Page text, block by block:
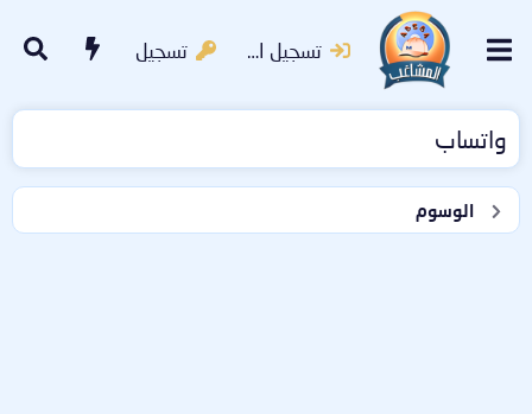
تسجيل الدخول تسجيل
واتساب
الوسوم